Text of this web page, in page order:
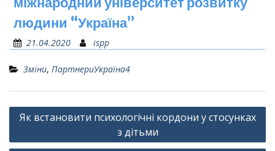
людини “Україна”
21.04.2020 ispp
Зміни, ПартнериУкраїна4
Навігація
Як встановити психологічні кордони у стосунках
з дітьми